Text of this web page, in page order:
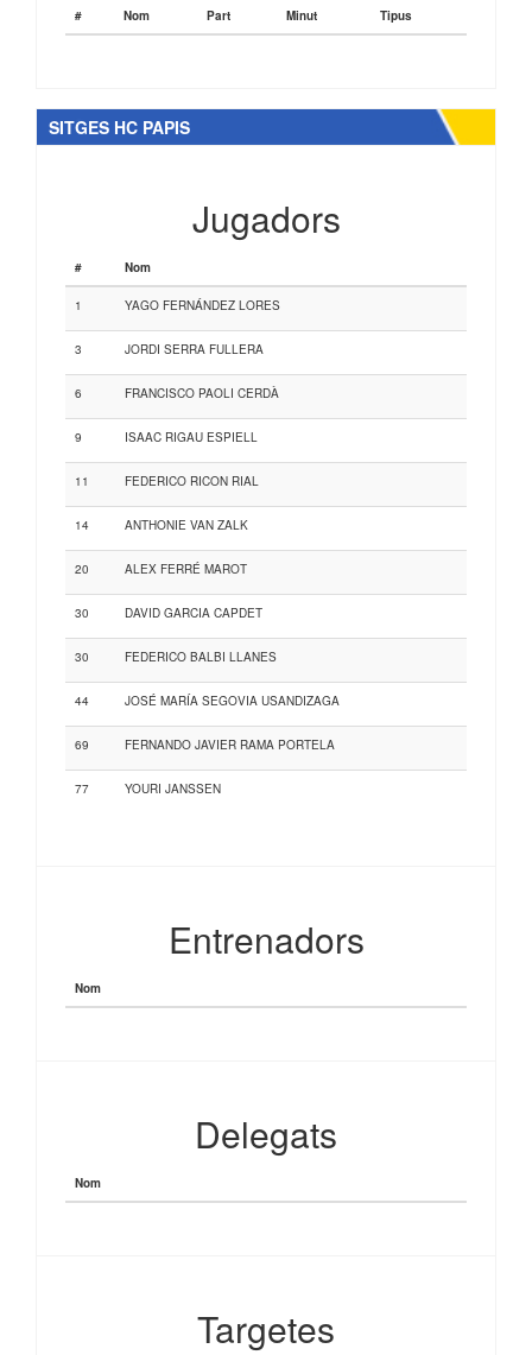
# Nom Part Minut Tipus
SITGES HC PAPIS
Jugadors
# Nom
1 YAGO FERNÁNDEZ LORES
3 JORDI SERRA FULLERA
6 FRANCISCO PAOLI CERDÀ
9 ISAAC RIGAU ESPIELL
11 FEDERICO RICON RIAL
14 ANTHONIE VAN ZALK
20 ALEX FERRÉ MAROT
30 DAVID GARCIA CAPDET
30 FEDERICO BALBI LLANES
44 JOSÉ MARÍA SEGOVIA USANDIZAGA
69 FERNANDO JAVIER RAMA PORTELA
77 YOURI JANSSEN
Entrenadors
Nom
Delegats
Nom
Targetes